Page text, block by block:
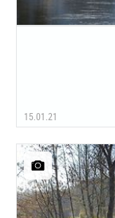
15.01.21